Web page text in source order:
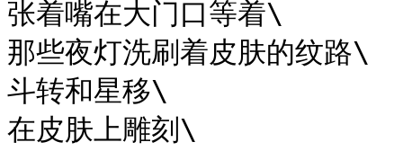
张着嘴在大门口等着\
那些夜灯洗刷着皮肤的纹路\
斗转和星移\
在皮肤上雕刻\